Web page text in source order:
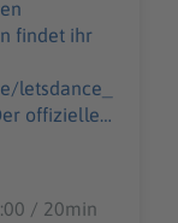
findet ihr
letsdance_
auf RTL+.
/ 20min